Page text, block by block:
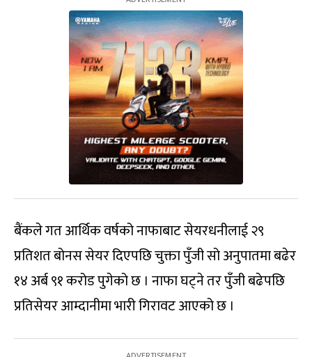
बैंकले गत आर्थिक वर्षको नाफाबाट सेयरधनीलाई २९
प्रतिशत बोनस सेयर दिएपछि चुक्ता पुँजी सो अनुपातमा बढेर
१४ अर्ब ९१ करोड पुगेको छ । नाफा घट्ने तर पुँजी बढेपछि
प्रतिसेयर आम्दानीमा भारी गिरावट आएको छ ।